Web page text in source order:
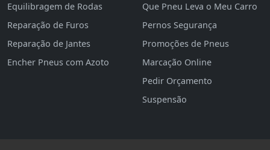
Equilibragem de Rodas
Reparação de Furos
Reparação de Jantes
Encher Pneus com Azoto
Que Pneu Leva o Meu Carro
Pernos Segurança
Promoções de Pneus
Marcação Online
Pedir Orçamento
Suspensão